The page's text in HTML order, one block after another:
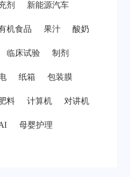
剂 新能源汽车
机食品 果汁 酸奶
临床试验 制剂
纸箱 包装膜
料 计算机 对讲机
母婴护理